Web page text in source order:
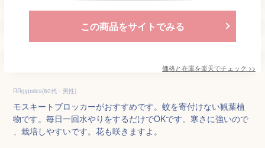
この商品をサイトでみる
価格と在庫を楽天でチェック >>
RRgypsies(60代・男性)
モスキートブロッカーがおすすめです。蚊を寄付けない観葉植
物です。毎日一回水やりをするだけでOKです。寒さに強いので
、栽培しやすいです。花も咲きますよ。